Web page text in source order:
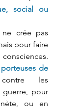
social ou
ne crée pas
pour faire
porteuses de
les
guerre, pour
ou en